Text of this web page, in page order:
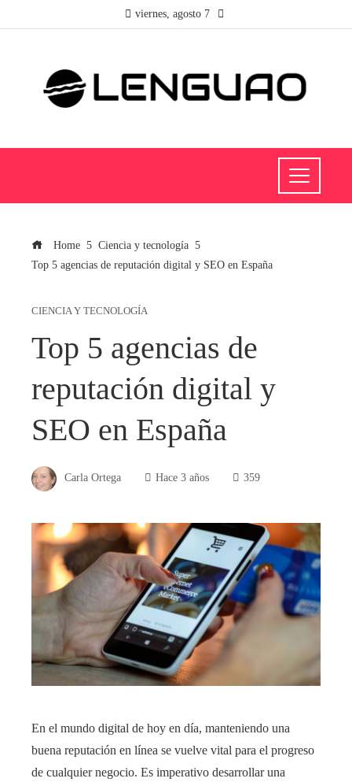
viernes, agosto 7
Home
Ciencia y tecnología
Top 5 agencias de reputación digital y SEO en España
CIENCIA Y TECNOLOGÍA
Top 5 agencias de
reputación digital y
SEO en España
Carla Ortega Hace 3 años 359
En el mundo digital de hoy en día, manteniendo una
buena reputación en línea se vuelve vital para el progreso
de cualquier negocio. Es imperativo desarrollar una